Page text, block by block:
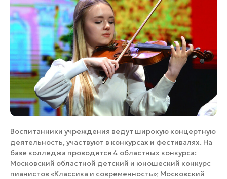
Воспитанники учреждения ведут широкую концертную
деятельность, участвуют в конкурсах и фестивалях. На
базе колледжа проводятся 4 областных конкурса:
Московский областной детский и юношеский конкурс
пианистов «Классика и современность»; Московский